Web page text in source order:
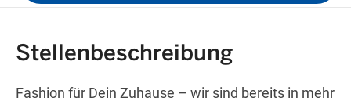
Get directions
Stellenbeschreibung
Fashion für Dein Zuhause – wir sind bereits in mehr